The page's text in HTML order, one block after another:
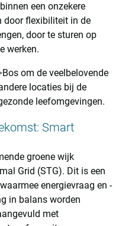
een onzekere
door flexibiliteit in de
door te sturen op
werken.
om de veelbelovende
locaties bij de
leefomgevingen.
Smart
groene wijk
Grid (STG). Dit is een
energievraag en -
in balans worden
met